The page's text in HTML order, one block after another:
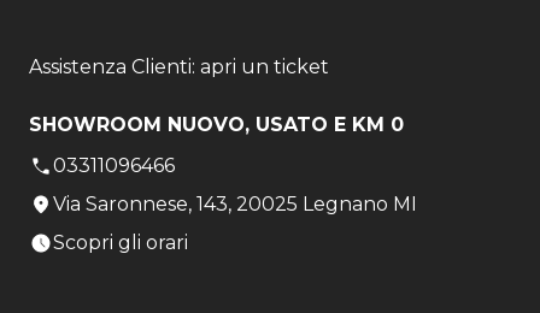
Assistenza Clienti: apri un ticket
SHOWROOM NUOVO, USATO E KM 0
03311096466
Via Saronnese, 143, 20025 Legnano MI
Scopri gli orari